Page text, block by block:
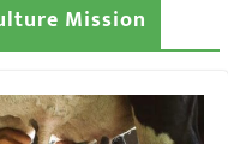
Mission